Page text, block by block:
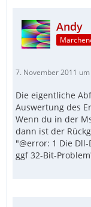
Andy
7. November 2011
Die eigentliche
Auswertung des
Wenn du in der
dann ist der
"@error: 1 Die
ggf 32-Bit-